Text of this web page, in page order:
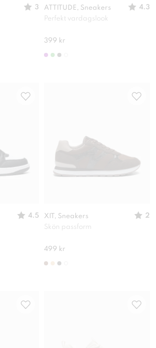
3
ATTITUDE, Sneakers
4.3
Perfekt vardagslook
399 kr
4.5
XIT, Sneakers
2
Skön passform
499 kr